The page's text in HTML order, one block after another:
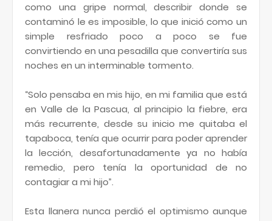
como una gripe normal, describir donde se
contaminó le es imposible, lo que inició como un
simple resfriado poco a poco se fue
convirtiendo en una pesadilla que convertiría sus
noches en un interminable tormento.
“Solo pensaba en mis hijo, en mi familia que está
en Valle de la Pascua, al principio la fiebre, era
más recurrente, desde su inicio me quitaba el
tapaboca, tenía que ocurrir para poder aprender
la lección, desafortunadamente ya no había
remedio, pero tenía la oportunidad de no
contagiar a mi hijo”.
Esta llanera nunca perdió el optimismo aunque